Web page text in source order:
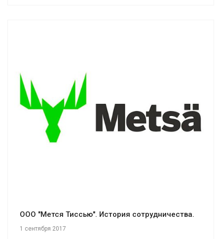
Смотреть проект
ООО "Мется Тиссью". История сотрудничества.
1 сентября 2017